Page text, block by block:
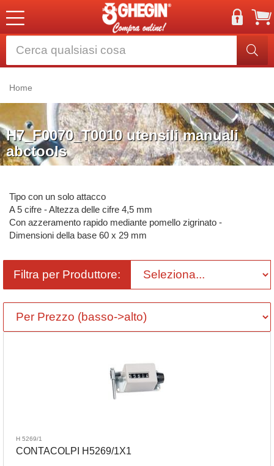
Home
H7_F0070_T0010 utensili manuali
abctools
Tipo con un solo attacco
A 5 cifre - Altezza delle cifre 4,5 mm
Con azzeramento rapido mediante pomello zigrinato -
Dimensioni della base 60 x 29 mm
Filtra per Produttore:
H 5269/1
CONTACOLPI H5269/1X1